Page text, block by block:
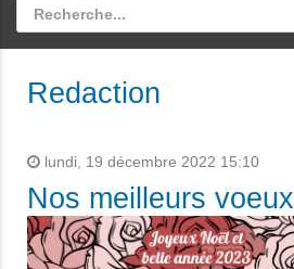
Redaction
lundi, 19 décembre 2022 15:10
Nos meilleurs voeux